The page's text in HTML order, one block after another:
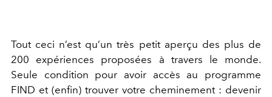
Tout ceci n’est qu’un très petit aperçu des plus de
200 expériences proposées à travers le monde.
Seule condition pour avoir accès au programme
FIND et (enfin) trouver votre cheminement : devenir